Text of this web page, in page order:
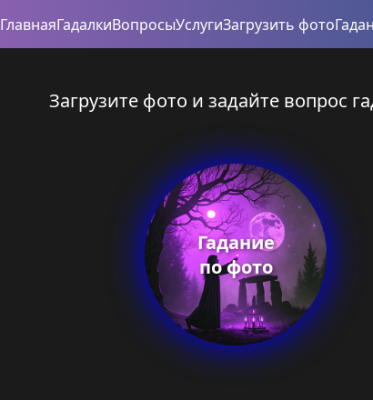
ГлавнаяГадалкиВопросыУслугиЗагрузить фото
Загрузите фото и задайте вопрос
Гадание
по фото